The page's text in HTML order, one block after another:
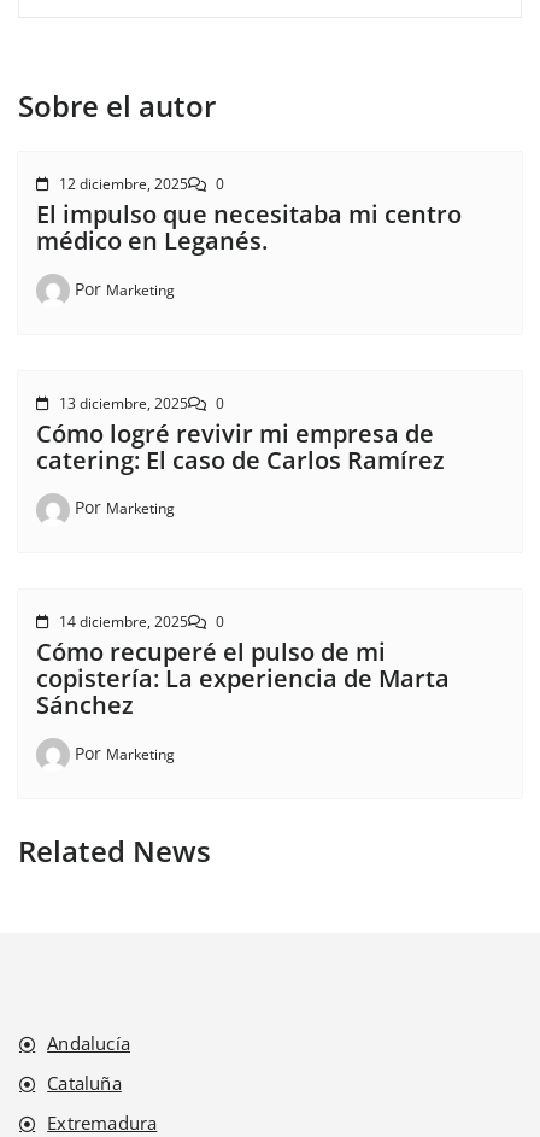
Sobre el autor
Related News
14 diciembre, 2025 0
Cómo recuperé el pulso de mi
copistería: La experiencia de Marta
Sánchez
Por Marketing
13 diciembre, 2025 0
Cómo logré revivir mi empresa de
catering: El caso de Carlos Ramírez
Por Marketing
12 diciembre, 2025 0
El impulso que necesitaba mi centro
médico en Leganés.
Por Marketing
Andalucía
Cataluña
Extremadura